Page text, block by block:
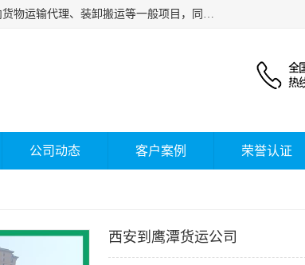
西安福鸿祥物流有限公司成立于2021年，位于陕西省西安市灞桥区，公司主要从事国内货物运输代理、装卸搬运等一般项目，同时具备道路货物运输（不含危险货物）的许可资质。凭借专业的物流服务和*的运输能力，公司致力于为客户提供安全、可靠的物流解决方案，满足多样化的运输需求，助力企业*运营。
公司动态 客户案例 荣誉认证
西安到鹰潭货运公司